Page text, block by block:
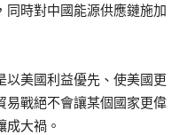
同時對中國能源供應鏈施加
以美國利益優先、使美國更
易戰絕不會讓某個國家更偉
大禍。